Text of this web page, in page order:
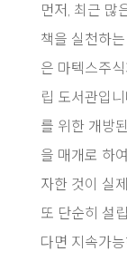
먼저, 최근 많
책을 실천하
은 마텍스주
립 도서관입
를 위한 개방
을 매개로 하
자한 것이 실
또 단순히 설
다면 지속가